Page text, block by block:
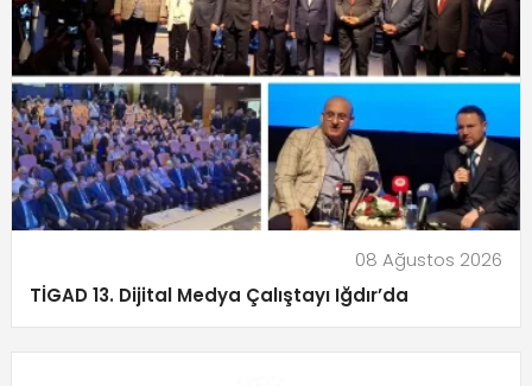
08 Ağustos 2026
TİGAD 13. Dijital Medya Çalıştayı Iğdır’da